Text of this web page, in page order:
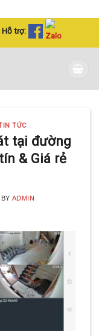
Hỗ trợ:
TỨC
tại đường
& Giá rẻ
BY ADMIN